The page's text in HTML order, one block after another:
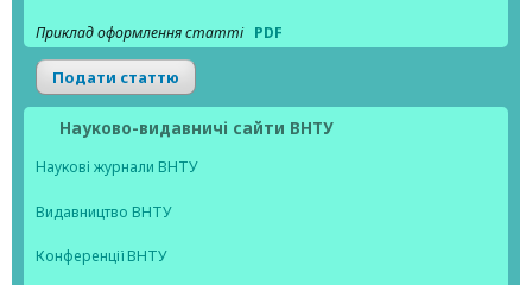
Приклад оформлення статті PDF
Подати статтю
Науково-видавничі сайти ВНТУ
Наукові журнали ВНТУ
Видавництво ВНТУ
Конференції ВНТУ